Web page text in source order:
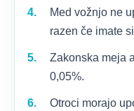
Med vožnjo ne
razen če imate
Zakonska meja
0,05%.
Otroci morajo